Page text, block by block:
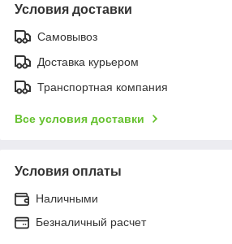
Условия доставки
Самовывоз
Доставка курьером
Транспортная компания
Все условия доставки
Условия оплаты
Наличными
Безналичный расчет